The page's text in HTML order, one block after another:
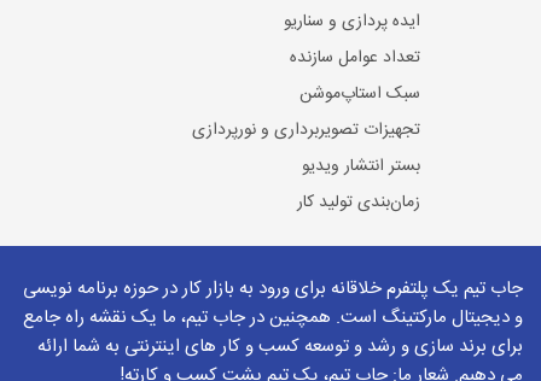
ایده پردازی و سناریو
تعداد عوامل سازنده
سبک استاپ‌موشن
تجهیزات تصویربرداری و نورپردازی
بستر انتشار ویدیو
زمان‌بندی تولید کار
پویایی انیمیت
متریال‌های استفاده شده
موسیقی
جاب تیم یک پلتفرم خلاقانه برای ورود به بازار کار در حوزه برنامه نویسی
و دیجیتال مارکتینگ است. همچنین در جاب تیم، ما یک نقشه راه جامع
برای برند سازی و رشد و توسعه کسب و کار های اینترنتی به شما ارائه